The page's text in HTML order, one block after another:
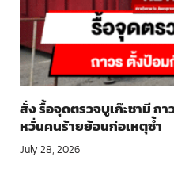
สั่ง รื้อจุดตรวจบูเก๊ะซามี ถ
หวั่นคนร้ายย้อนก่อเหตุซ้ำ
July 28, 2026